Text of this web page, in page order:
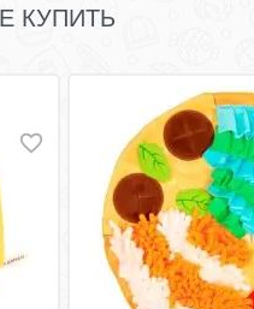
КУПИТЬ